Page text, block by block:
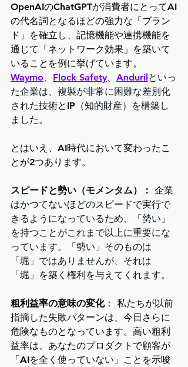
OpenAIのChatGPTが消費者にとってAI
の代名詞となるほどの強力な「ブラン
ド」を確立し、記憶機能や連携機能を
通じて「ネットワーク効果」を築いて
いることを例に挙げています。
Waymo
Flock Safety Andurilといっ
た企業は、複製が非常に困難な差別化
された技術とIP（知的財産）を構築し
ました。
とはいえ、AI時代において変わったこ
とが2つあります。
スピードと勢い（モメンタム）： 企業
はかつてないほどのスピードで実行で
きるようになっているため、「勢い」
を持つことがこれまで以上に重要にな
っています。「勢い」そのものは
「堀」ではありませんが、それは
「堀」を築く権利を与えてくれます。
粗利益率の意味の変化： 私たちが以前
指摘した失敗パターンは、今日さらに
危険なものとなっています。高い粗利
益率は、あなたのプロダクトで顧客が
「AIを全く使っていない」ことを示唆